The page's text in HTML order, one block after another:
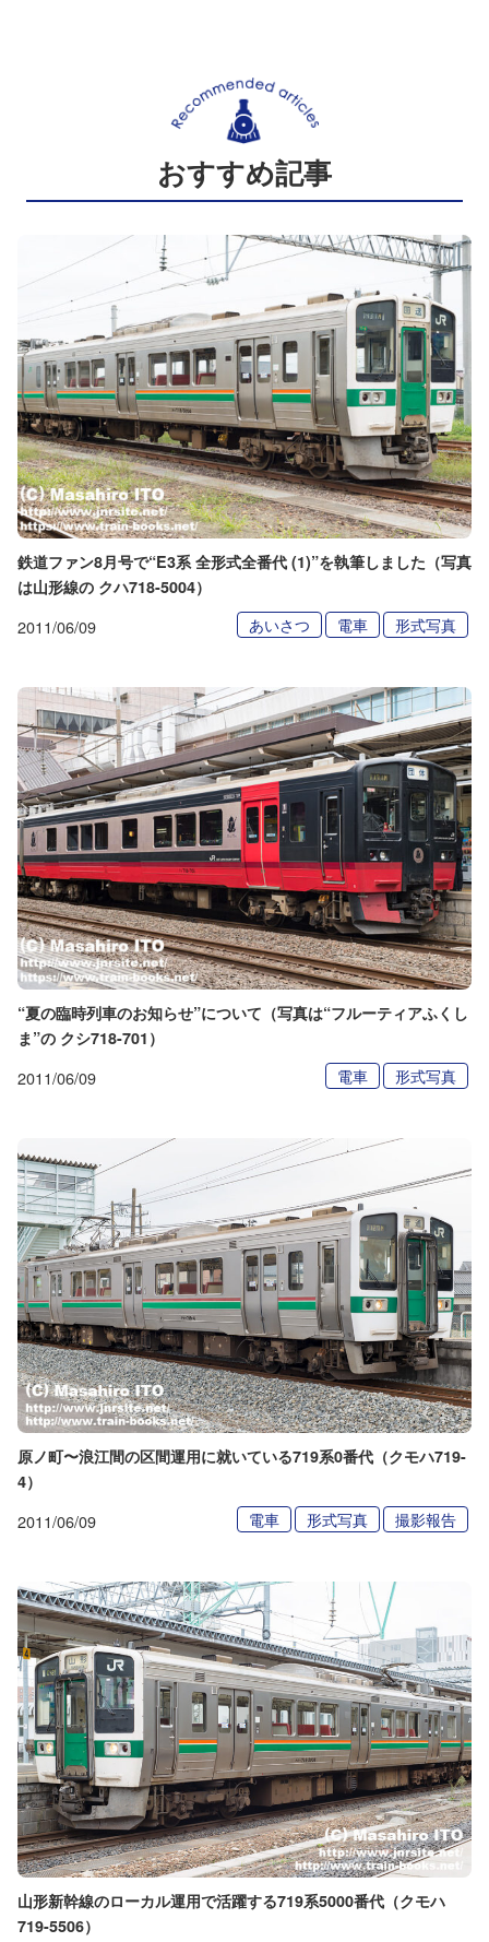
おすすめ記事
鉄道ファン8月号で“E3系 全形式全番代 (1)”を執筆しました（写真
は山形線の クハ718-5004）
2011/06/09 あいさつ 電車 形式写真
“夏の臨時列車のお知らせ”について（写真は“フルーティアふくし
ま”の クシ718-701）
2011/06/09 電車 形式写真
原ノ町〜浪江間の区間運用に就いている719系0番代（クモハ719-
4）
2011/06/09 電車 形式写真 撮影報告
山形新幹線のローカル運用で活躍する719系5000番代（クモハ
719-5506）